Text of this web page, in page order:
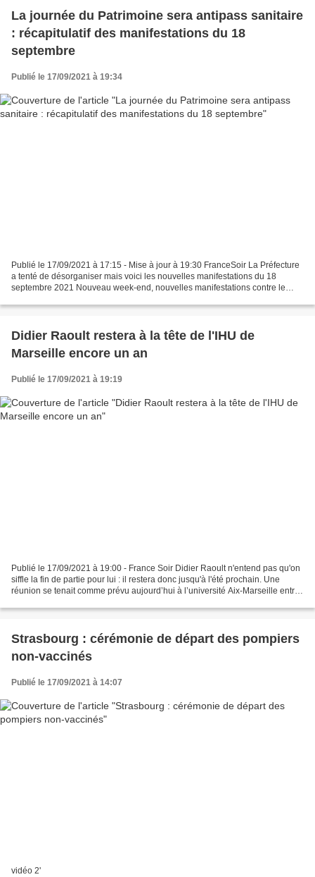
La journée du Patrimoine sera antipass sanitaire
: récapitulatif des manifestations du 18
septembre
Publié le 17/09/2021 à 19:34
Publié le 17/09/2021 à 17:15 - Mise à jour à 19:30 FranceSoir La Préfecture
a tenté de désorganiser mais voici les nouvelles manifestations du 18
septembre 2021 Nouveau week-end, nouvelles manifestations contre le
Didier Raoult restera à la tête de l'IHU de
Marseille encore un an
Publié le 17/09/2021 à 19:19
Publié le 17/09/2021 à 19:00 - France Soir Didier Raoult n'entend pas qu'on
siffle la fin de partie pour lui : il restera donc jusqu'à l'été prochain. Une
réunion se tenait comme prévu aujourd’hui à l’université Aix-Marseille entre
Strasbourg : cérémonie de départ des pompiers
non-vaccinés
Publié le 17/09/2021 à 14:07
vidéo 2'